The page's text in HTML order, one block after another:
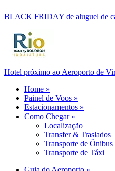
BLACK FRIDAY de aluguel de
Hotel próximo ao Aeroporto de
Home »
Painel de Voos »
Estacionamentos »
Como Chegar »
Localização
Transfer & Traslados
Transporte de Ônibus
Transporte de Táxi